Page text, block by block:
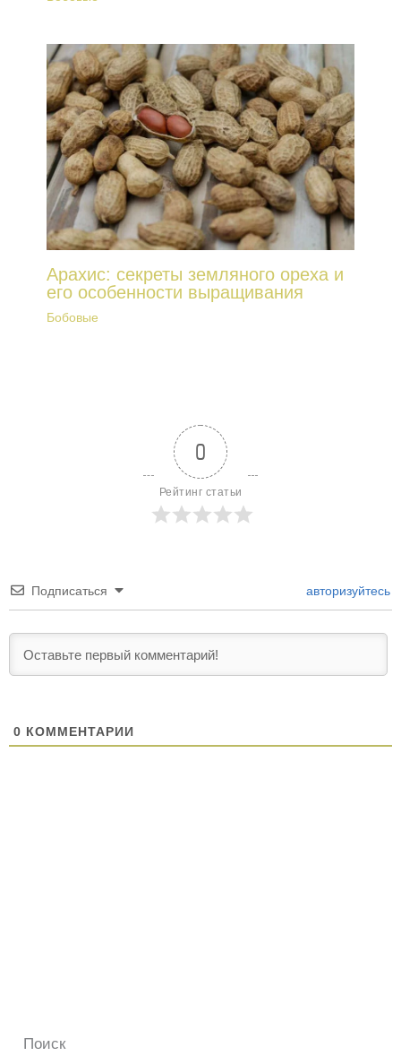
Арахис: секреты земляного ореха и
его особенности выращивания
Бобовые
0
Рейтинг статьи
Подписаться авторизуйтесь
0 КОММЕНТАРИИ
Поиск